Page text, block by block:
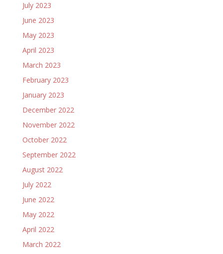
July 2023
June 2023
May 2023
April 2023
March 2023
February 2023
January 2023
December 2022
November 2022
October 2022
September 2022
August 2022
July 2022
June 2022
May 2022
April 2022
March 2022